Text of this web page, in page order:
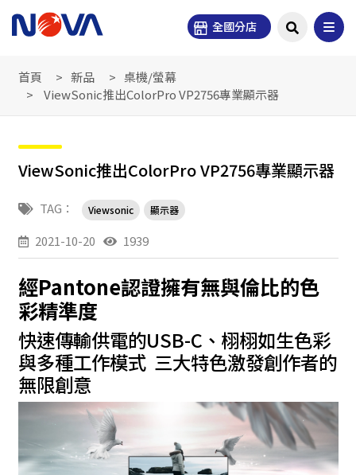
全國分店
首頁 新品
桌機/螢幕
ViewSonic推出ColorPro VP2756專業顯示器
ViewSonic推出ColorPro VP2756專業顯示器
TAG： Viewsonic 顯示器
2021-10-20 1939
經Pantone認證擁有無與倫比的色
彩精準度
快速傳輸供電的USB-C、栩栩如生色彩
與多種工作模式 三大特色激發創作者的
無限創意